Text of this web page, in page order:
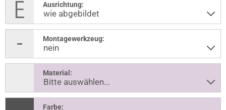
Ausrichtung:
Montagewerkzeug:
Material:
Farbe: